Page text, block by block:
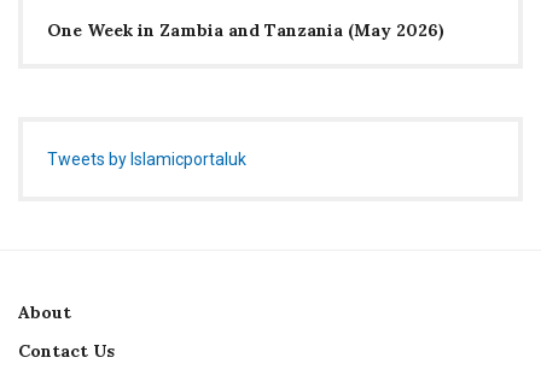
One Week in Zambia and Tanzania (May 2026)
Tweets by Islamicportaluk
About
Contact Us